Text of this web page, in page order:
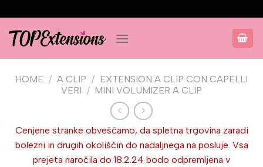
ai
contenuti
HOME / A CLIP / EXTENSION A CLIP CON CAPELLI
VERI / MINI VOLUMIZER A CLIP
Cenjene stranke obveščamo, da spletna trgovina zaradi
bolezni in drugih okoliščin do nadaljnega na posluje. Vsa
prejeta naročila do 18.2.24 bodo odpremljena v